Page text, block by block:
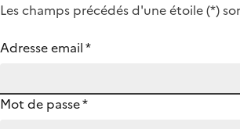
Les champs précédés d'une étoile (*)
Adresse email*
Mot de passe*